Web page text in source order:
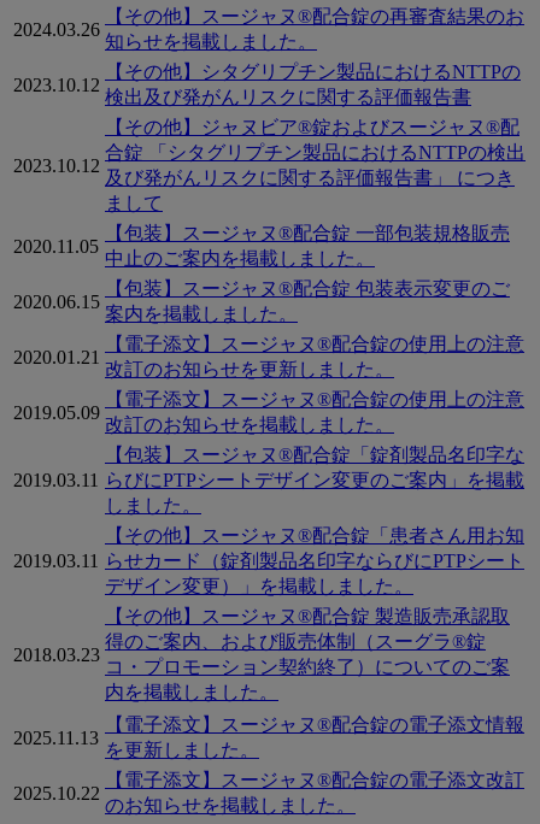
る
去
お
ら
せ
覧
2024.03.26
【その他】スージャヌ®配合錠の再審査結果のお
知らせを掲載しました。
2023.10.12
【その他】シタグリプチン製品におけるNTTPの
検出及び発がんリスクに関する評価報告書
2023.10.12
【その他】ジャヌビア®錠およびスージャヌ®配
合錠 「シタグリプチン製品におけるNTTPの検出
及び発がんリスクに関する評価報告書」 につき
まして
2020.11.05
【包装】スージャヌ®配合錠 一部包装規格販売
中止のご案内を掲載しました。
2020.06.15
【包装】スージャヌ®配合錠 包装表示変更のご
案内を掲載しました。
2020.01.21
【電子添文】スージャヌ®配合錠の使用上の注意
改訂のお知らせを更新しました。
2019.05.09
【電子添文】スージャヌ®配合錠の使用上の注意
改訂のお知らせを掲載しました。
2019.03.11
【包装】スージャヌ®配合錠「錠剤製品名印字な
らびにPTPシートデザイン変更のご案内」を掲載
しました。
2019.03.11
【その他】スージャヌ®配合錠「患者さん用お知
らせカード（錠剤製品名印字ならびにPTPシート
デザイン変更）」を掲載しました。
2018.03.23
【その他】スージャヌ®配合錠 製造販売承認取
得のご案内、および販売体制（スーグラ®錠
コ・プロモーション契約終了）についてのご案
内を掲載しました。
2025.11.13
【電子添文】スージャヌ®配合錠の電子添文情報
を更新しました。
2025.10.22
【電子添文】スージャヌ®配合錠の電子添文改訂
のお知らせを掲載しました。